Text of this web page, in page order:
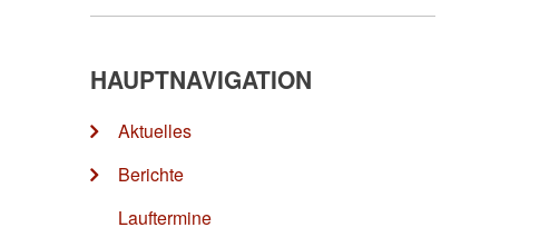
HAUPTNAVIGATION
Aktuelles
Berichte
Lauftermine